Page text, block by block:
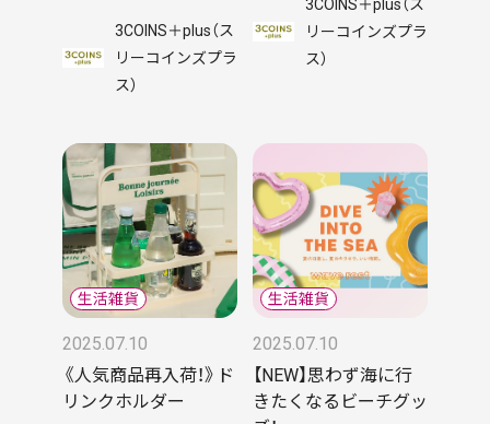
3COINS＋plus（ス
リーコインズプラ
ス）
3COINS＋plus（ス
リーコインズプラ
ス）
2025.07.10
《人気商品再入荷！》ド
リンクホルダー
2025.07.10
【NEW】思わず海に行
きたくなるビーチグッ